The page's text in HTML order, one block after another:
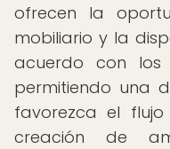
ofrecen la
mobiliario y la
acuerdo con los
permitiendo una
favorezca el
creación de